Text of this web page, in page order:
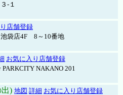
-１
店舗登録
袋店4F 8～10番地
お気に入り店舗登録
NAKANO 201
出) 地図 詳細 お気に入り店舗登録